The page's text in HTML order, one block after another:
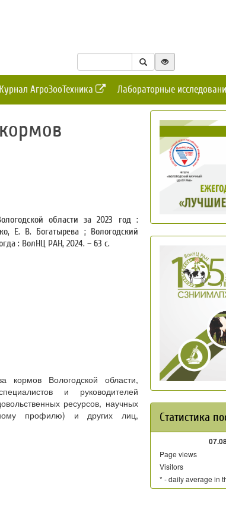
АгроЗооТехника Лабораторные
области за 2023 год :
Е. В. Богатырева ; Вологодский
: ВолНЦ РАН, 2024. – 63 с.
кормов Вологодской области,
и руководителей
ресурсов, научных
профилю) и других лиц,
Статистика
Page views
Visitors
* - daily average in